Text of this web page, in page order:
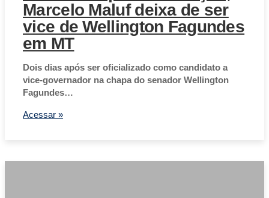
Marcelo Maluf deixa de ser
vice de Wellington Fagundes
em MT
Dois dias após ser oficializado como candidato a
vice-governador na chapa do senador Wellington
Fagundes…
Acessar »